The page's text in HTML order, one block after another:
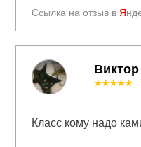
Ссылка на отзыв в Я
★★★★★
Класс кому надо